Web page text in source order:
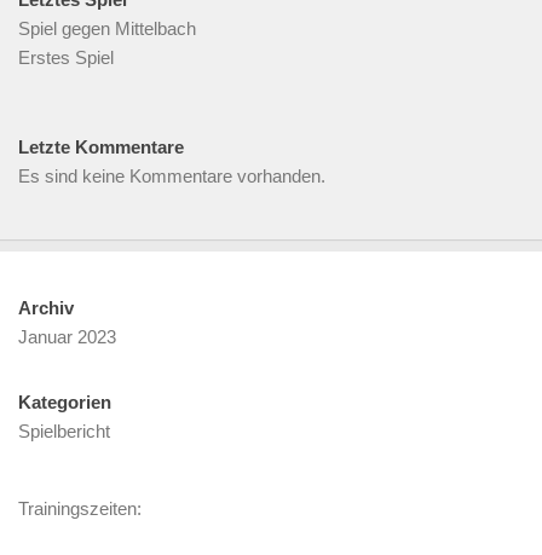
Spiel gegen Mittelbach
Erstes Spiel
Letzte Kommentare
Es sind keine Kommentare vorhanden.
Archiv
Januar 2023
Kategorien
Spielbericht
Trainingszeiten: